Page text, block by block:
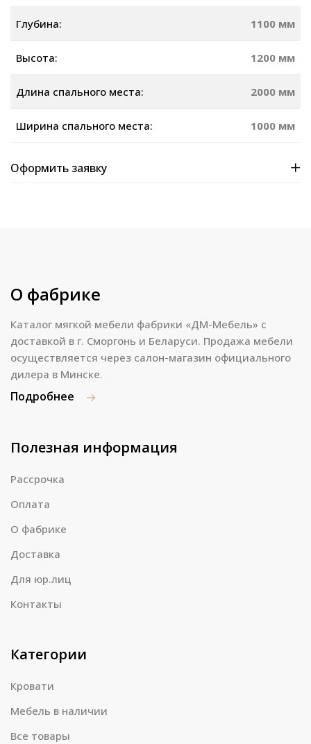
Глубина: 1100 мм
Высота: 1200 мм
Длина спального места: 2000 мм
Ширина спального места: 1000 мм
Оформить заявку
О фабрике
Каталог мягкой мебели фабрики «ДМ-Мебель» с
доставкой в г. Сморгонь и Беларуси. Продажа мебели
осуществляется через салон-магазин официального
дилера в Минске.
Подробнее
Полезная информация
Рассрочка
Оплата
О фабрике
Доставка
Для юр.лиц
Контакты
Категории
Кровати
Мебель в наличии
Все товары